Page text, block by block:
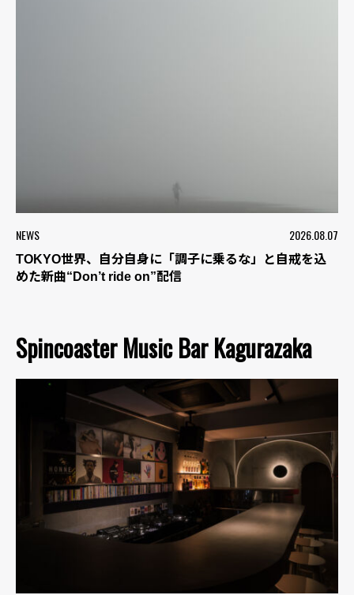
NEWS 2026.08.07
TOKYO世界、自分自身に「調子に乗るな」と自戒を込
めた新曲“Don’t ride on”配信
Spincoaster Music Bar Kagurazaka